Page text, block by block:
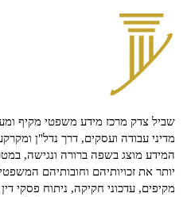
שביל צדק מרכז מידע משפטי מקיף
מדיני עבודה ועסקים, דרך נדל"ן
המידע מוצג בשפה ברורה ונגישה,
יותר את זכויותיהם וחובותיהם
מקיפים, עדכוני חקיקה, ניתוח פסקי